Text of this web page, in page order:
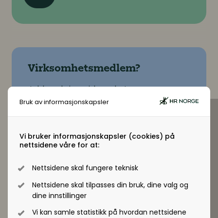
Bruk av informasjonskapsler
Vi bruker informasjonskapsler (cookies) på
nettsidene våre for at:
Nettsidene skal fungere teknisk
Nettsidene skal tilpasses din bruk, dine valg og
dine innstillinger
Vi kan samle statistikk på hvordan nettsidene
Virksomhetsmedlem?
Jobber du i en virksomhet som er
virksomhetsmedlem i HR Norge får alle